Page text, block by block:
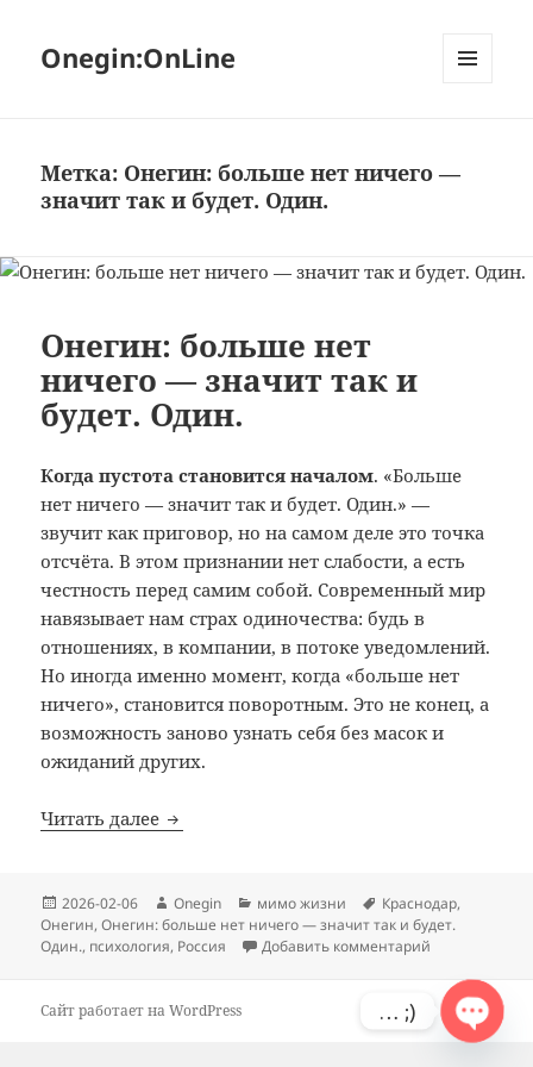
Onegin:OnLine
Метка: Онегин: больше нет ничего —
значит так и будет. Один.
Онегин: больше нет
ничего — значит так и
будет. Один.
Когда пустота становится началом. «Больше
нет ничего — значит так и будет. Один.» —
звучит как приговор, но на самом деле это точка
отсчёта. В этом признании нет слабости, а есть
честность перед самим собой. Современный мир
навязывает нам страх одиночества: будь в
отношениях, в компании, в потоке уведомлений.
Но иногда именно момент, когда «больше нет
ничего», становится поворотным. Это не конец, а
возможность заново узнать себя без масок и
ожиданий других.
Читать далее Онегин: больше нет ничего — значит
Опубликовано
2026-02-06 Автор
Onegin Рубрики
мимо жизни Метки
Краснодар,
Онегин,Онегин: больше нет ничего — значит так и будет.
Один., психология, Россия Добавить комментарий
Сайт работает на WordPress … ;)